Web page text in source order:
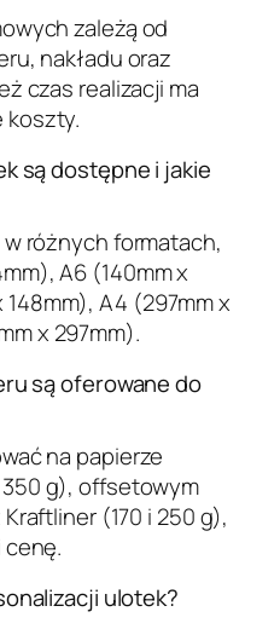
zależą od
nakładu oraz
czas realizacji ma
koszty.
są dostępne i jakie
różnych formatach,
A6 (140mm x
148mm), A4 (297mm x
x 297mm).
są oferowane do
na papierze
g), offsetowym
(170 i 250 g),
cenę.
ulotek?